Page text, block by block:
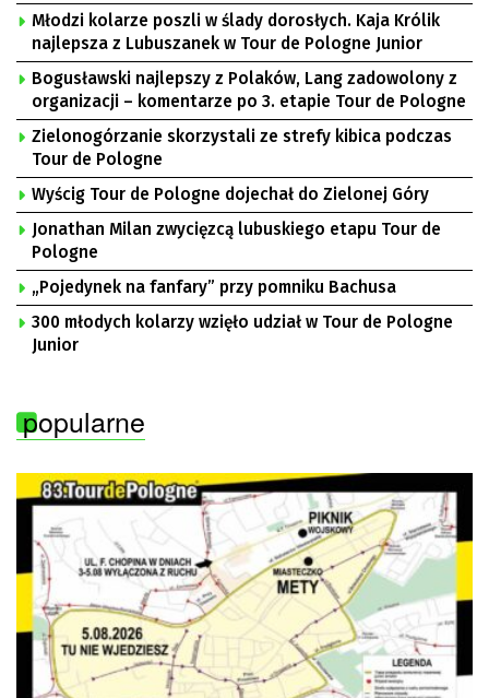
Młodzi kolarze poszli w ślady dorosłych. Kaja Królik
najlepsza z Lubuszanek w Tour de Pologne Junior
Bogusławski najlepszy z Polaków, Lang zadowolony z
organizacji – komentarze po 3. etapie Tour de Pologne
Zielonogórzanie skorzystali ze strefy kibica podczas
Tour de Pologne
Wyścig Tour de Pologne dojechał do Zielonej Góry
Jonathan Milan zwycięzcą lubuskiego etapu Tour de
Pologne
„Pojedynek na fanfary” przy pomniku Bachusa
300 młodych kolarzy wzięło udział w Tour de Pologne
Junior
popularne